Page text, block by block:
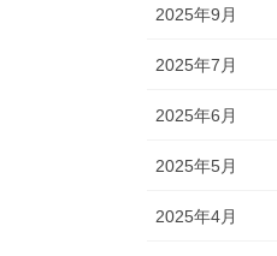
2025年9月
2025年7月
2025年6月
2025年5月
2025年4月